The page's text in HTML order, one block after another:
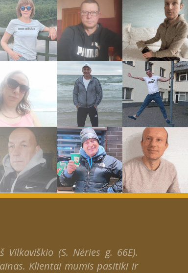
(S. Nėries g. 66E).
Klientai mumis pasitiki ir